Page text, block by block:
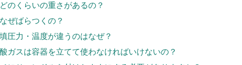
のくらいの重さがあるの？
ぜばらつくの？
圧力・温度が違うのはなぜ？
ガスは容器を立てて使わなければいけないの？